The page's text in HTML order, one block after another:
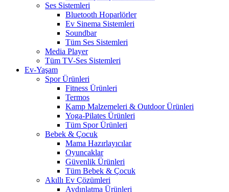
Ses Sistemleri
Bluetooth Hoparlörler
Ev Sinema Sistemleri
Soundbar
Tüm Ses Sistemleri
Media Player
Tüm TV-Ses Sistemleri
Ev-Yaşam
Spor Ürünleri
Fitness Ürünleri
Termos
Kamp Malzemeleri & Outdoor Ürünleri
Yoga-Pilates Ürünleri
Tüm Spor Ürünleri
Bebek & Çocuk
Mama Hazırlayıcılar
Oyuncaklar
Güvenlik Ürünleri
Tüm Bebek & Çocuk
Akıllı Ev Çözümleri
Aydınlatma Ürünleri